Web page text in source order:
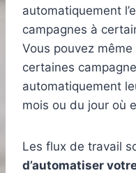
automatiquement
campagnes à
Vous pouvez
certaines
automatiquement
mois ou du jour où
Les flux de travail
d’automatiser